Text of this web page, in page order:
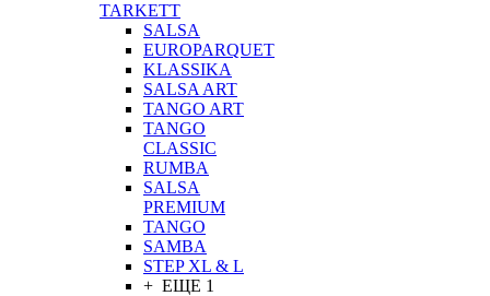
TARKETT
SALSA
EUROPARQUET
KLASSIKA
SALSA ART
TANGO ART
TANGO
CLASSIC
RUMBA
SALSA
PREMIUM
TANGO
SAMBA
STEP XL & L
+ ЕЩЕ 1